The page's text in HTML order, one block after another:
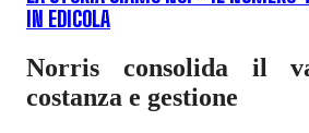
IN EDICOLA
Norris consolida il
costanza e gestione